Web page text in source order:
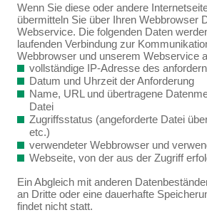
Wenn Sie diese oder andere
übermitteln Sie über Ihren Webbrowser
Webservice. Die folgenden Daten
laufenden Verbindung zur
Webbrowser und unserem Webservice
vollständige IP-Adresse des
Datum und Uhrzeit der Anforderung
Name, URL und übertragene
Datei
Zugriffsstatus (angeforderte Datei
etc.)
verwendeter Webbrowser und
Webseite, von der aus der Zugriff
Ein Abgleich mit anderen
an Dritte oder eine dauerhafte
findet nicht statt.